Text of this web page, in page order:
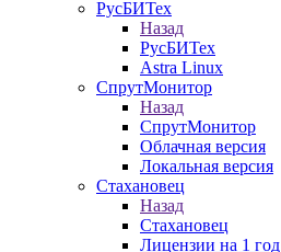
РусБИТех
Назад
РусБИТех
Astra Linux
СпрутМонитор
Назад
СпрутМонитор
Облачная версия
Локальная версия
Стахановец
Назад
Стахановец
Лицензии на 1 год